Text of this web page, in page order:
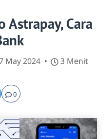
Astrapay, Cara
May 2024 3 Menit
0